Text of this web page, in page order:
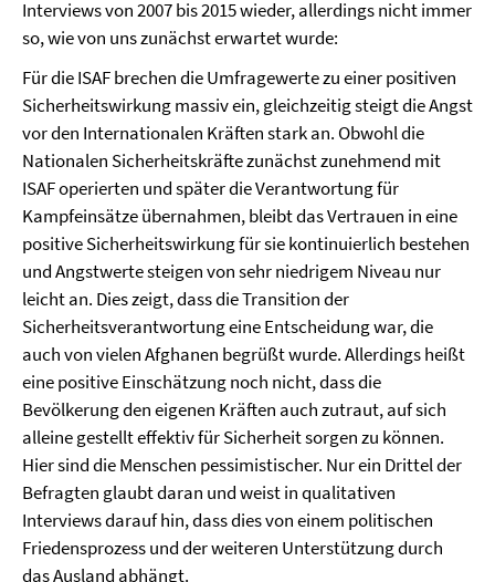
Interviews von 2007 bis 2015 wieder, allerdings nicht immer
so, wie von uns zunächst erwartet wurde:
Für die ISAF brechen die Umfragewerte zu einer positiven
Sicherheitswirkung massiv ein, gleichzeitig steigt die Angst
vor den Internationalen Kräften stark an. Obwohl die
Nationalen Sicherheitskräfte zunächst zunehmend mit
ISAF operierten und später die Verantwortung für
Kampfeinsätze übernahmen, bleibt das Vertrauen in eine
positive Sicherheitswirkung für sie kontinuierlich bestehen
und Angstwerte steigen von sehr niedrigem Niveau nur
leicht an. Dies zeigt, dass die Transition der
Sicherheitsverantwortung eine Entscheidung war, die
auch von vielen Afghanen begrüßt wurde. Allerdings heißt
eine positive Einschätzung noch nicht, dass die
Bevölkerung den eigenen Kräften auch zutraut, auf sich
alleine gestellt effektiv für Sicherheit sorgen zu können.
Hier sind die Menschen pessimistischer. Nur ein Drittel der
Befragten glaubt daran und weist in qualitativen
Interviews darauf hin, dass dies von einem politischen
Friedensprozess und der weiteren Unterstützung durch
das Ausland abhängt.